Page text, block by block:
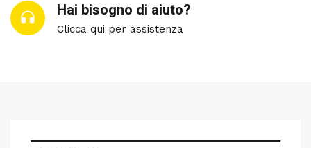
Hai bisogno di aiuto?
Clicca qui per assistenza